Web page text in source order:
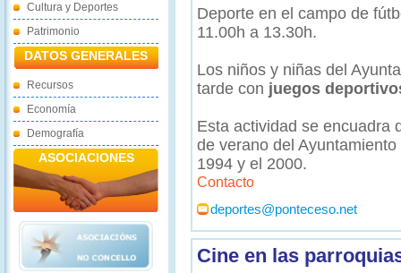
Cultura y Deportes
Patrimonio
DATOS GENERALES
Recursos
Economía
Demografía
ASOCIACIONES
Deporte en el campo de
11.00h a 13.30h.
Los niños y niñas del
tarde con juegos
Esta actividad se encuadra
de verano del
1994 y el 2000.
Contacto
deportes@ponteceso.net
Cine en las